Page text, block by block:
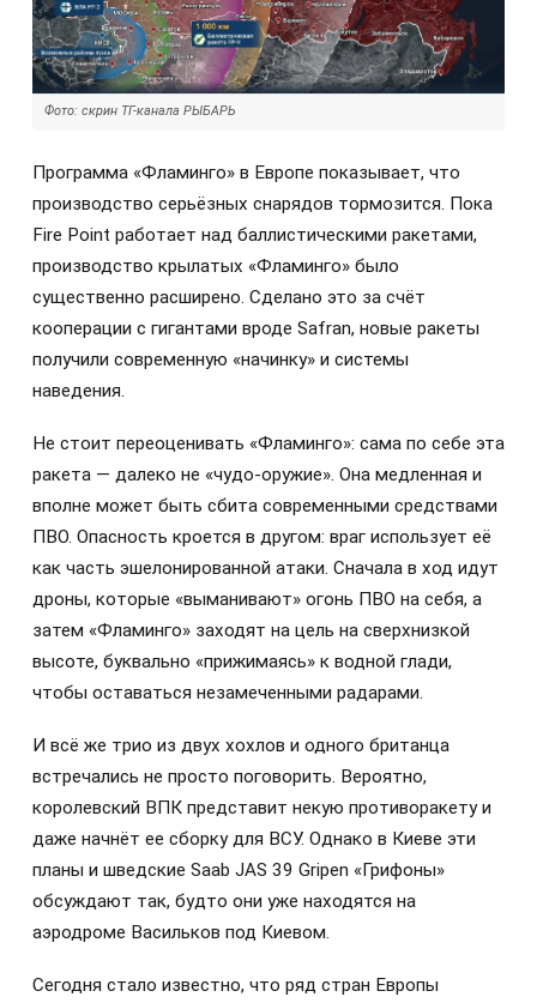
Фото: скрин ТГ-канала РЫБАРЬ
Программа «Фламинго» в Европе показывает, что
производство серьёзных снарядов тормозится. Пока
Fire Point работает над баллистическими ракетами,
производство крылатых «Фламинго» было
существенно расширено. Сделано это за счёт
кооперации с гигантами вроде Safran, новые ракеты
получили современную «начинку» и системы
наведения.
Не стоит переоценивать «Фламинго»: сама по себе эта
ракета — далеко не «чудо-оружие». Она медленная и
вполне может быть сбита современными средствами
ПВО. Опасность кроется в другом: враг использует её
как часть эшелонированной атаки. Сначала в ход идут
дроны, которые «выманивают» огонь ПВО на себя, а
затем «Фламинго» заходят на цель на сверхнизкой
высоте, буквально «прижимаясь» к водной глади,
чтобы оставаться незамеченными радарами.
И всё же трио из двух хохлов и одного британца
встречались не просто поговорить. Вероятно,
королевский ВПК представит некую противоракету и
даже начнёт ее сборку для ВСУ. Однако в Киеве эти
планы и шведские Saab JAS 39 Gripen «Грифоны»
обсуждают так, будто они уже находятся на
аэродроме Васильков под Киевом.
Сегодня стало известно, что ряд стран Европы